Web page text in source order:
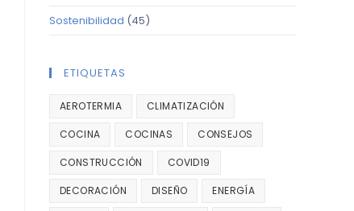
Sostenibilidad (45)
ETIQUETAS
AEROTERMIA CLIMATIZACIÓN
COCINA COCINAS CONSEJOS
CONSTRUCCIÓN COVID19
DECORACIÓN DISEÑO ENERGÍA